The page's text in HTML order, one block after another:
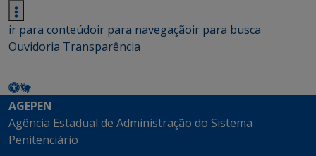
ir para conteúdoir para navegaçãoir para busca
Ouvidoria Transparência
AGEPEN
Agência Estadual de Administração do Sistema
Penitenciário